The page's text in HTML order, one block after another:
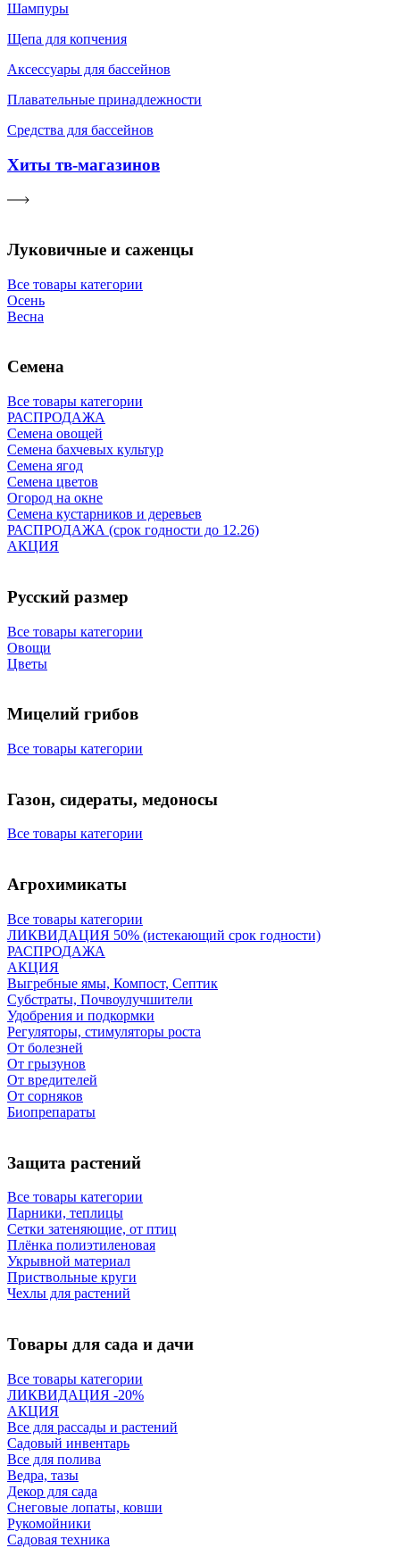
Шампуры
Щепа для копчения
Аксессуары для бассейнов
Плавательные принадлежности
Средства для бассейнов
Хиты тв-магазинов
Луковичные и саженцы
Все товары категории
Осень
Весна
Семена
Все товары категории
РАСПРОДАЖА
Семена овощей
Семена бахчевых культур
Семена ягод
Семена цветов
Огород на окне
Семена кустарников и деревьев
РАСПРОДАЖА (срок годности до 12.26)
АКЦИЯ
Русский размер
Все товары категории
Овощи
Цветы
Мицелий грибов
Все товары категории
Газон, сидераты, медоносы
Все товары категории
Агрохимикаты
Все товары категории
ЛИКВИДАЦИЯ 50% (истекающий срок годности)
РАСПРОДАЖА
АКЦИЯ
Выгребные ямы, Компост, Септик
Субстраты, Почвоулучшители
Удобрения и подкормки
Регуляторы, стимуляторы роста
От болезней
От грызунов
От вредителей
От сорняков
Биопрепараты
Защита растений
Все товары категории
Парники, теплицы
Сетки затеняющие, от птиц
Плёнка полиэтиленовая
Укрывной материал
Приствольные круги
Чехлы для растений
Товары для сада и дачи
Все товары категории
ЛИКВИДАЦИЯ -20%
АКЦИЯ
Все для рассады и растений
Садовый инвентарь
Все для полива
Ведра, тазы
Декор для сада
Снеговые лопаты, ковши
Рукомойники
Садовая техника